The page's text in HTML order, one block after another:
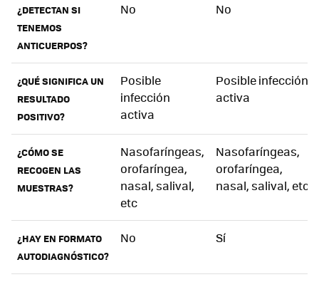
¿DETECTAN SI
TENEMOS
ANTICUERPOS?
No No
¿QUÉ SIGNIFICA UN
RESULTADO
POSITIVO?
Posible
infección
activa
Posible infección
activa
¿CÓMO SE
RECOGEN LAS
MUESTRAS?
Nasofaríngeas,
orofaríngea,
nasal, salival,
etc
Nasofaríngeas,
orofaríngea,
nasal, salival, etc
¿HAY EN FORMATO
AUTODIAGNÓSTICO?
No Sí